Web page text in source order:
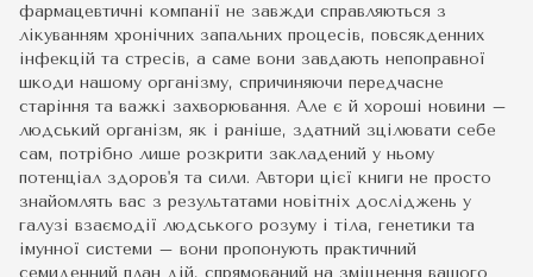
фармацевтичні компанії не завжди справляються з
лікуванням хронічних запальних процесів, повсякденних
інфекцій та стресів, а саме вони завдають непоправної
шкоди нашому організму, спричиняючи передчасне
старіння та важкі захворювання. Але є й хороші новини –
людський організм, як і раніше, здатний зцілювати себе
сам, потрібно лише розкрити закладений у ньому
потенціал здоров'я та сили. Автори цієї книги не просто
знайомлять вас з результатами новітніх досліджень у
галузі взаємодії людського розуму і тіла, генетики та
імунної системи – вони пропонують практичний